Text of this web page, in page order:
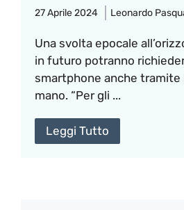
27 Aprile 2024 Leonardo
Una svolta epocale
in futuro potranno
smartphone anche tramite
mano. “Per gli ...
Leggi Tutto